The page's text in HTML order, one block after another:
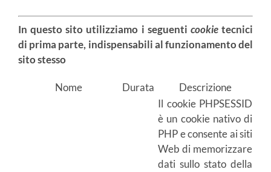
In questo sito utilizziamo i seguenti cookietecnici
di prima parte, indispensabili al funzionamento del
sito stesso
Nome Durata Descrizione
Il cookie PHPSESSID
è un cookie nativo di
PHP e consente ai siti
Web di memorizzare
dati sullo stato della